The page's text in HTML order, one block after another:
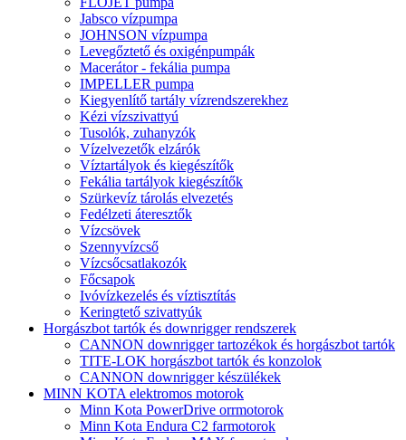
Jabsco vízpumpa
JOHNSON vízpumpa
Levegőztető és oxigénpumpák
Macerátor - fekália pumpa
IMPELLER pumpa
Kiegyenlítő tartály vízrendszerekhez
Kézi vízszivattyú
Tusolók, zuhanyzók
Vízelvezetők elzárók
Víztartályok és kiegészítők
Fekália tartályok kiegészítők
Szürkevíz tárolás elvezetés
Fedélzeti áteresztők
Vízcsövek
Szennyvízcső
Vízcsőcsatlakozók
Főcsapok
Ivóvízkezelés és víztisztítás
Keringtető szivattyúk
Horgászbot tartók és downrigger rendszerek
CANNON downrigger tartozékok és horgászbot tartók
TITE-LOK horgászbot tartók és konzolok
CANNON downrigger készülékek
MINN KOTA elektromos motorok
Minn Kota PowerDrive orrmotorok
Minn Kota Endura C2 farmotorok